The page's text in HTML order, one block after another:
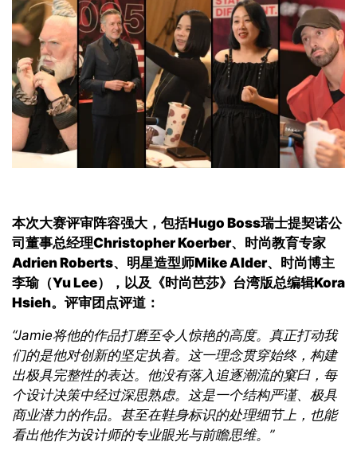
本次大赛评审阵容强大，包括Hugo Boss瑞士提契诺公
司董事总经理Christopher Koerber、时尚教育专家
Adrien Roberts、明星造型师Mike Alder、时尚博主
李瑜（Yu Lee），以及《时尚芭莎》台湾版总编辑Kora
Hsieh。评审团点评道 ：
“Jamie将他的作品打磨至令人惊艳的高度。真正打动我
们的是他对创新的坚定执着。这一理念贯穿始终，构建
出极具完整性的表达。他没有落入追逐潮流的窠臼，每
个设计决策中经过深思熟虑。这是一个结构严谨、极具
商业潜力的作品。甚至在鞋身标识的处理细节上，也能
看出他作为设计师的专业眼光与前瞻思维。”